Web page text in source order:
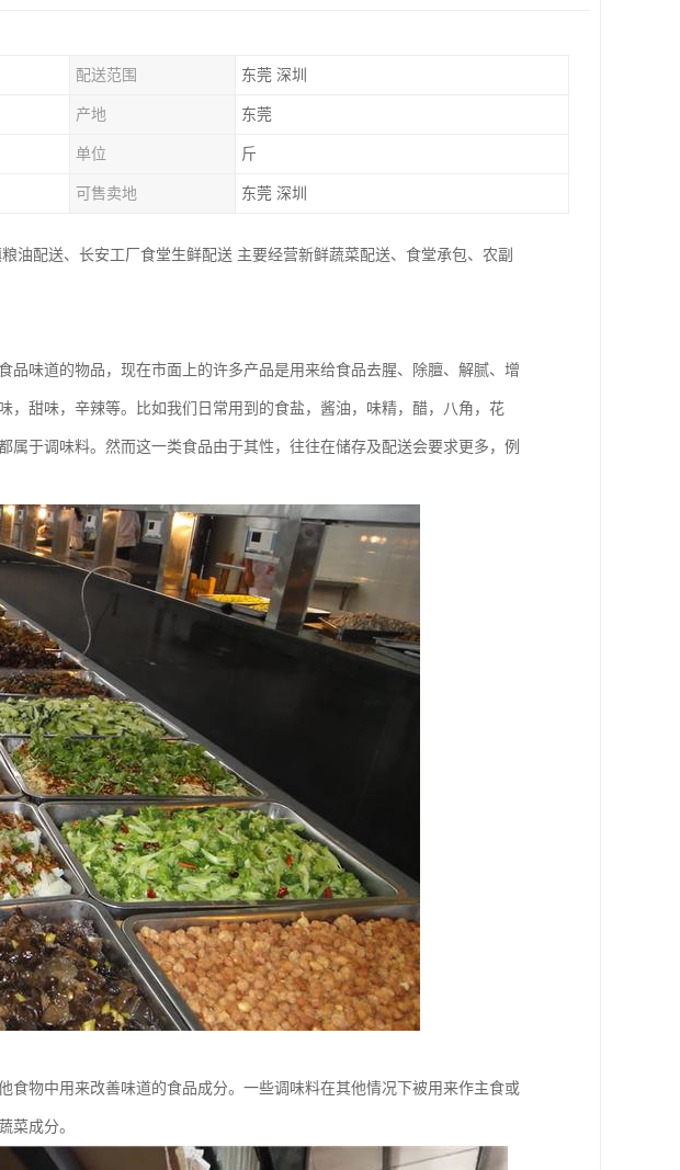
配送范围 东莞 深圳
产地 东莞
单位 斤
可售卖地 东莞 深圳
油配送、长安工厂食堂生鲜配送 主要经营新鲜蔬菜配送、食堂承包、农副
品味道的物品，现在市面上的许多产品是用来给食品去腥、除膻、解腻、增
，甜味，辛辣等。比如我们日常用到的食盐，酱油，味精，醋，八角，花
于调味料。然而这一类食品由于其性，往往在储存及配送会要求更多，例
食物中用来改善味道的食品成分。一些调味料在其他情况下被用来作主食或
菜成分。